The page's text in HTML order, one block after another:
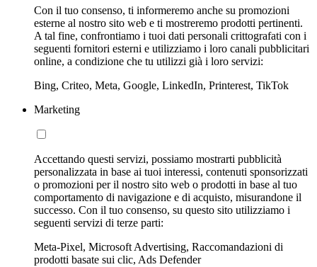
Con il tuo consenso, ti informeremo anche su promozioni
esterne al nostro sito web e ti mostreremo prodotti pertinenti.
A tal fine, confrontiamo i tuoi dati personali crittografati con i
seguenti fornitori esterni e utilizziamo i loro canali pubblicitari
online, a condizione che tu utilizzi già i loro servizi:
Bing, Criteo, Meta, Google, LinkedIn, Printerest, TikTok
Marketing
Accettando questi servizi, possiamo mostrarti pubblicità
personalizzata in base ai tuoi interessi, contenuti sponsorizzati
o promozioni per il nostro sito web o prodotti in base al tuo
comportamento di navigazione e di acquisto, misurandone il
successo. Con il tuo consenso, su questo sito utilizziamo i
seguenti servizi di terze parti:
Meta-Pixel, Microsoft Advertising, Raccomandazioni di
prodotti basate sui clic, Ads Defender